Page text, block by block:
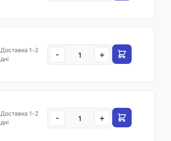
Доставка 1-2
дні
- +
Доставка 1-2
дні
- +